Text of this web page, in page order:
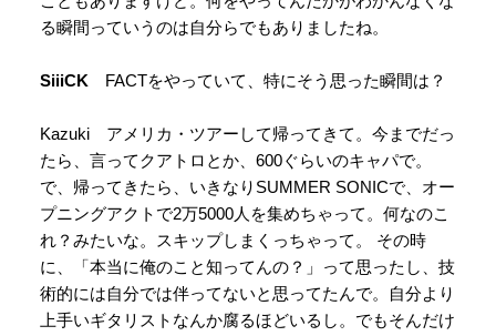
る瞬間っていうのは自分らでもありましたね。
SiiiCK FACTをやっていて、特にそう思った瞬間は？
Kazuki アメリカ・ツアーして帰ってきて。今までだっ
たら、言ってクアトロとか、600ぐらいのキャパで。
で、帰ってきたら、いきなりSUMMER SONICで、オー
プニングアクトで2万5000人を集めちゃって。何なのこ
れ？みたいな。スキップしまくっちゃって。 その時
に、「本当に俺のこと知ってんの？」って思ったし、技
術的には自分では伴ってないと思ってたんで。自分より
上手いギタリストなんか腐るほどいるし。でもそんだけ